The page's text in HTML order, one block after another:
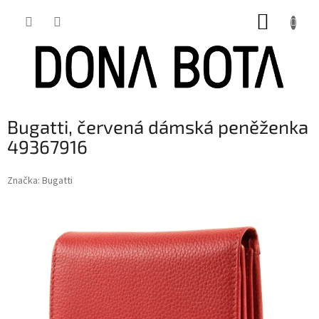
Bugatti, červená dámská peněženka
49367916
Značka: Bugatti